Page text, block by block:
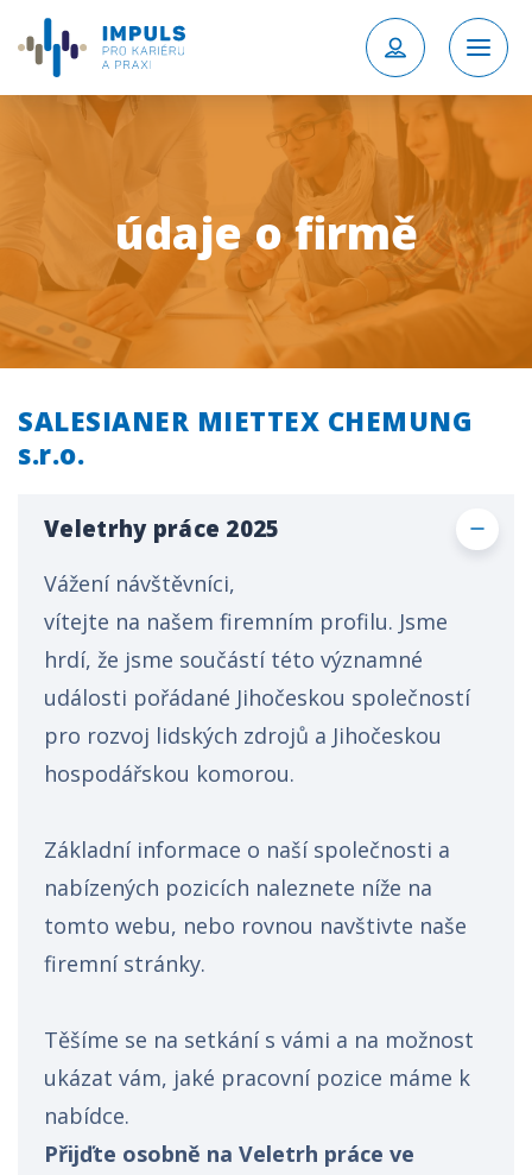
údaje o firmě
SALESIANER MIETTEX CHEMUNG
s.r.o.
Veletrhy práce 2025
Vážení návštěvníci,
vítejte na našem firemním profilu. Jsme
hrdí, že jsme součástí této významné
události pořádané Jihočeskou společností
pro rozvoj lidských zdrojů a Jihočeskou
hospodářskou komorou.
Základní informace o naší společnosti a
nabízených pozicích naleznete níže na
tomto webu, nebo rovnou navštivte naše
firemní stránky.
Těšíme se na setkání s vámi a na možnost
ukázat vám, jaké pracovní pozice máme k
nabídce.
Přijďte osobně na Veletrh práce ve